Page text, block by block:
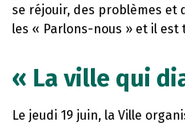
se réjouir, des problèmes et
les « Parlons-nous » et il est
« La ville qui
Le jeudi 19 juin, la Ville